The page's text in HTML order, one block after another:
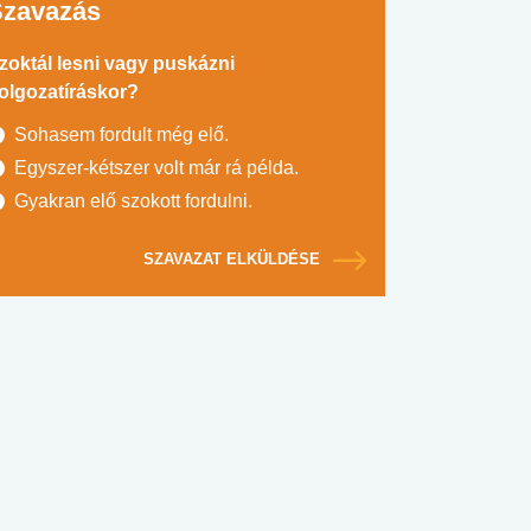
lesni vagy puskázni
Sohasem fordult még elő.
Egyszer-kétszer volt már rá példa.
Gyakran elő szokott fordulni.
SZAVAZAT ELKÜLDÉSE